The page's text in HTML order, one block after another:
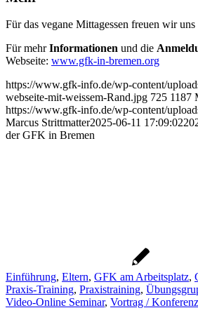
Für das vegane Mittagessen freuen wir uns
Für mehrInformationen und die
Webseite: www.gfk-in-bremen.org
https://www.gfk-info.de/wp-content/
webseite-mit-weissem-Rand.jpg 725 1187
https://www.gfk-info.de/wp-content/
Marcus Strittmatter2025-06-11 17:09:02
der GFK in Bremen
Einführung, Eltern, GFK am Arbeitsplatz,
Praxis-Training, Praxistraining,
Video-Online Seminar, Vortrag /